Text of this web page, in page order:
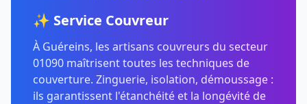
✨ Service Couvreur
À Guéreins, les artisans couvreurs du secteur
01090 maîtrisent toutes les techniques de
couverture. Zinguerie, isolation, démoussage :
ils garantissent l'étanchéité et la longévité de